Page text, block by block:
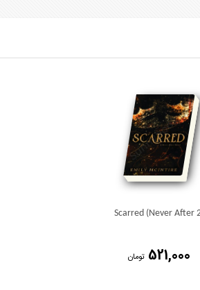
Scarred (Never After
521,000 تومان